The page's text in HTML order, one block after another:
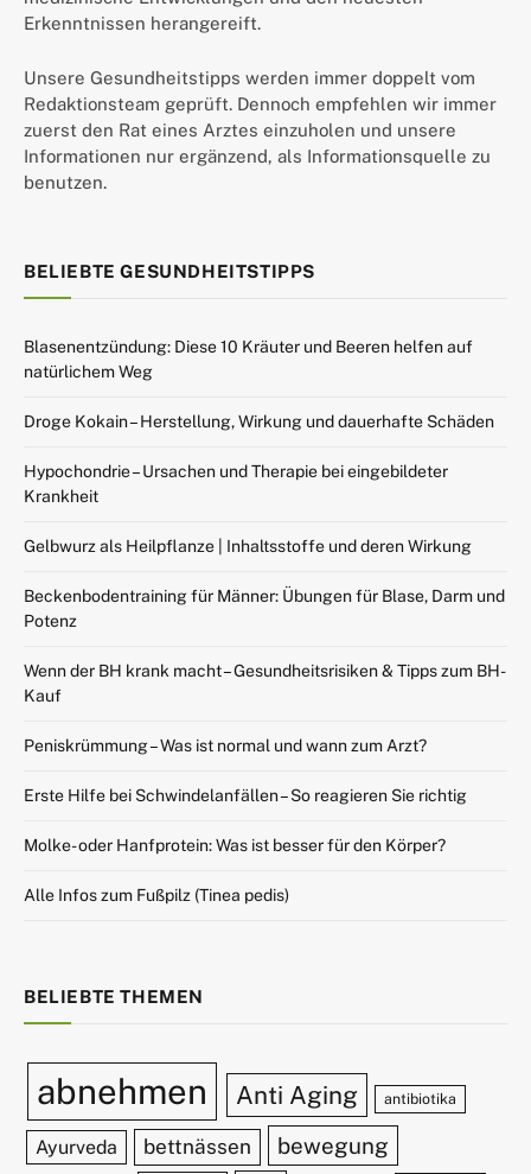
Erkenntnissen herangereift.
Unsere Gesundheitstipps werden immer doppelt vom
Redaktionsteam geprüft. Dennoch empfehlen wir immer
zuerst den Rat eines Arztes einzuholen und unsere
Informationen nur ergänzend, als Informationsquelle zu
benutzen.
BELIEBTE GESUNDHEITSTIPPS
Blasenentzündung: Diese 10 Kräuter und Beeren helfen auf
natürlichem Weg
Droge Kokain – Herstellung, Wirkung und dauerhafte Schäden
Hypochondrie – Ursachen und Therapie bei eingebildeter
Krankheit
Gelbwurz als Heilpflanze | Inhaltsstoffe und deren Wirkung
Beckenbodentraining für Männer: Übungen für Blase, Darm und
Potenz
Wenn der BH krank macht – Gesundheitsrisiken & Tipps zum BH-
Kauf
Peniskrümmung – Was ist normal und wann zum Arzt?
Erste Hilfe bei Schwindelanfällen – So reagieren Sie richtig
Molke- oder Hanfprotein: Was ist besser für den Körper?
Alle Infos zum Fußpilz (Tinea pedis)
BELIEBTE THEMEN
abnehmen Anti Aging antibiotika
Ayurveda bettnässen bewegung